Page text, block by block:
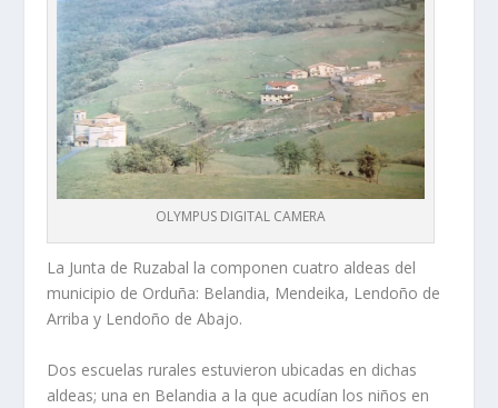
OLYMPUS DIGITAL CAMERA
La Junta de Ruzabal la componen cuatro aldeas del
municipio de Orduña: Belandia, Mendeika, Lendo­ño de
Arriba y Lendoño de Abajo.
Dos escuelas rurales estuvieron ubicadas en dichas
aldeas; una en Belandia a la que acudí­an los niños en